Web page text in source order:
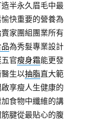
半永久眉毛中最
快重要的營養為
家團組團業所有
品為秀髮專業設計
官瘦身霜能更發
生以抽脂直大範
享瘦人生健康的
食物中纖維的講
筋腱從最貼心的腹